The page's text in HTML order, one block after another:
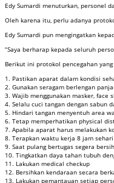
Edy Sumardi menuturkan, personel
Oleh karena itu, perlu adanya
Edy Sumardi pun mengingatkan
“Saya berharap kepada seluruh
Berikut ini protokol pencegahan
1. Pastikan aparat dalam kondisi
2. Gunakan seragam berlengan
3. Wajib menggunakan masker, face
4. Selalu cuci tangan dengan sabun
5. Hindari tangan menyentuh area
6. Tetap memperhatikan physical
7. Apabila aparat harus melakukan
8. Terapkan waktu kerja 8 jam
9. Saat pulang bertugas segera
10. Tingkatkan daya tahan tubuh
11. Lakukan medical checkup
12. Bersihkan kendaraan secara
13. Lakukan pemantauan setiap